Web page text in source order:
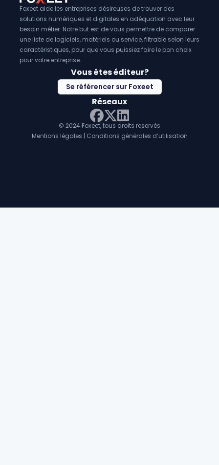
Foxeet aide les entreprises désireuses de trouver des
solutions numériques et digitales en adéquation avec leur
besoin métier. Notre but est de vous permettre de comparer
une liste de logiciels, matériels ou service, filtrable selon leurs
caractéristiques, pour que vous puissiez faire le bon choix
pour votre entreprise.
Vous êtes éditeur?
Se référencer sur Foxeet
Réseaux
Facebook
Twitter X
LinkedIn
© 2024 Foxeet, tous droits reservés
Mentions légales | Conditions générales d’utilisation